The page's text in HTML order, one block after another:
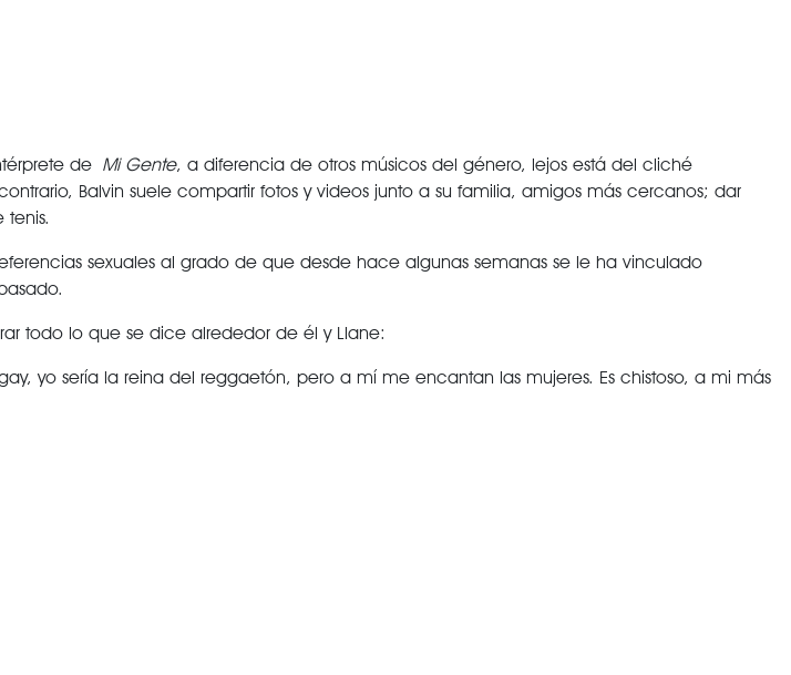
de Mi Gente, a diferencia de otros músicos del género, lejos está del cliché
Balvin suele compartir fotos y videos junto a su familia, amigos más cercanos; dar
sexuales al grado de que desde hace algunas semanas se le ha vinculado
todo lo que se dice alrededor de él y Llane:
yo sería la reina del reggaetón, pero a mí me encantan las mujeres. Es chistoso, a mi más